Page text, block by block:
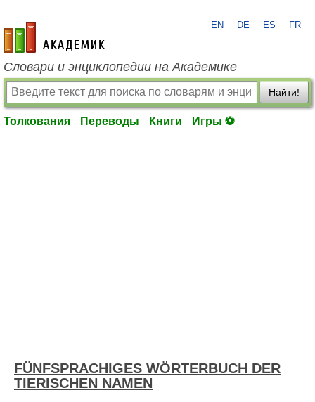
academic.ru
EN DE ES FR
Словари и энциклопедии на Академике
Найти!
Толкования Переводы Книги Игры ⚽
FÜNFSPRACHIGES WÖRTERBUCH DER
TIERISCHEN NAMEN